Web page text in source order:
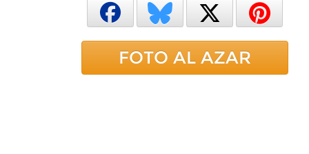
FOTO AL AZAR